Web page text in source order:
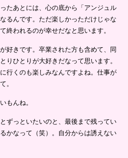
たあとには、心の底から「アンジュル
るんです。ただ楽しかっただけじゃな
終われるのが幸せだなと思います。
好きです。卒業された方も含めて、同
りひとりが大好きだなって思います。
行くのも楽しみなんですよね。仕事が
。
もんね。
ずっといたいのと、最後まで残ってい
かなって（笑）。自分からは誘えない